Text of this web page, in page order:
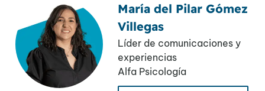
María del Pilar Gómez
Villegas
Líder de comunicaciones y
experiencias
Alfa Psicología